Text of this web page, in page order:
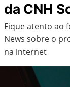
da CNH
Fique atento ao
News sobre o
na internet